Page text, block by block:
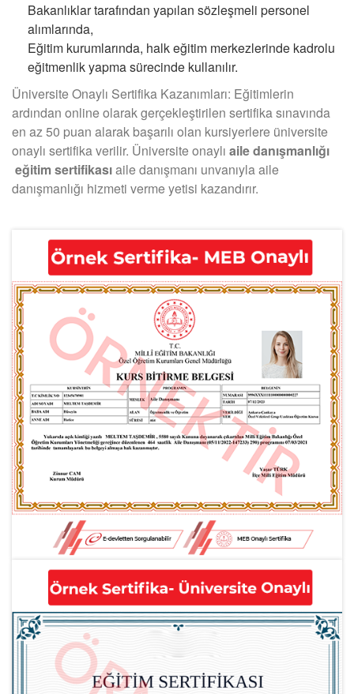
Bakanlıklar tarafından yapılan sözleşmeli personel
alımlarında,
Eğitim kurumlarında, halk eğitim merkezlerinde kadrolu
eğitmenlik yapma sürecinde kullanılır.
Üniversite Onaylı Sertifika Kazanımları: Eğitimlerin
ardından online olarak gerçekleştirilen sertifika sınavında
en az 50 puan alarak başarılı olan kursiyerlere üniversite
onaylı sertifika verilir. Üniversite onaylı aile danışmanlığı
eğitim sertifikasıaile danışmanı unvanıyla aile
danışmanlığı hizmeti verme yetisi kazandırır.